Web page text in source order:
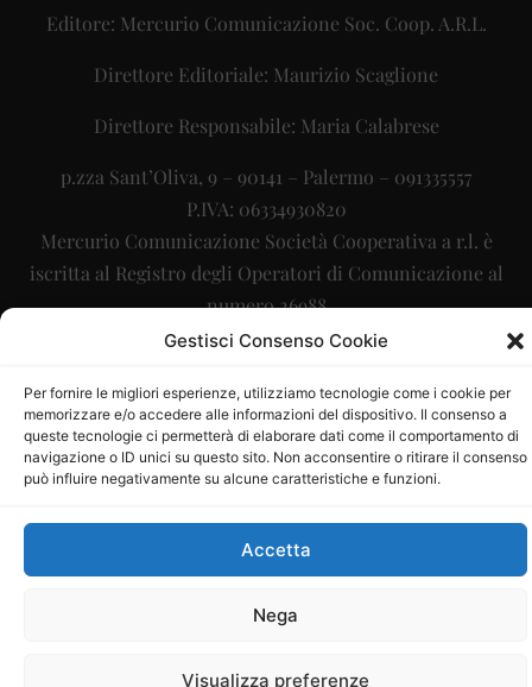
Gestisci Consenso Cookie
Per fornire le migliori esperienze, utilizziamo tecnologie come i cookie per
memorizzare e/o accedere alle informazioni del dispositivo. Il consenso a
queste tecnologie ci permetterà di elaborare dati come il comportamento di
navigazione o ID unici su questo sito. Non acconsentire o ritirare il consenso
può influire negativamente su alcune caratteristiche e funzioni.
Accetta
Nega
Visualizza preferenze
Editore: Mercurio Comunicazione Soc. Coop. A.R.L.
Direttore Editoriale: Maurizio Scaglione
Direttore Responsabile: Maria Calabrese
p.zza Sant’Oliva, 9 – 90141 – Palermo – 091335557
P.IVA: 06334930820
Mercurio Comunicazione Società Cooperativa a r.l. è
iscritta al Registro degli Operatori di Comunicazione al
numero 26988
Sito gestito da La Digitale srl – info@ladigitale.it